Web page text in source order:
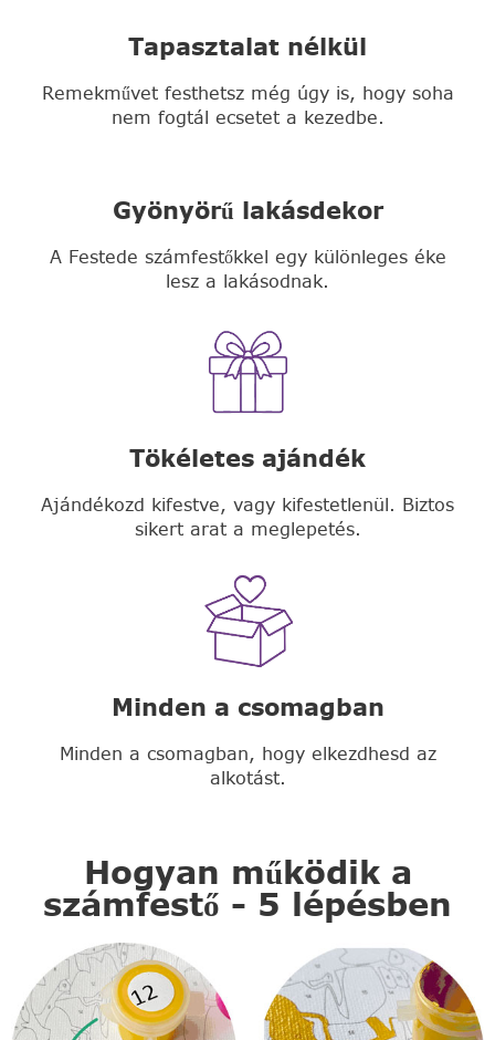
Tapasztalat nélkül
Remekművet festhetsz még úgy is, hogy soha
nem fogtál ecsetet a kezedbe.
Gyönyörű lakásdekor
A Festede számfestőkkel egy különleges éke
lesz a lakásodnak.
Tökéletes ajándék
Ajándékozd kifestve, vagy kifestetlenül. Biztos
sikert arat a meglepetés.
Minden a csomagban
Minden a csomagban, hogy elkezdhesd az
alkotást.
Hogyan működik a
számfestő - 5 lépésben